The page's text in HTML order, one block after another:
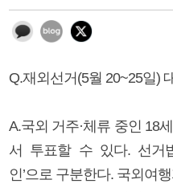
Q.재외선거(5월 20~25일)
A.국외 거주·체류 중인 18
서 투표할 수 있다. 선거
인’으로 구분한다. 국외여